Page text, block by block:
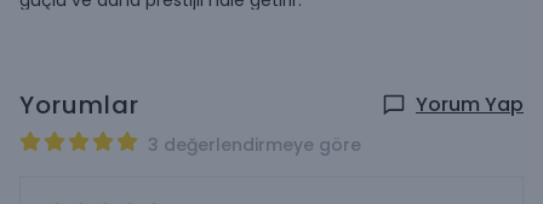
Yorumlar Yorum Yap
3 değerlendirmeye göre